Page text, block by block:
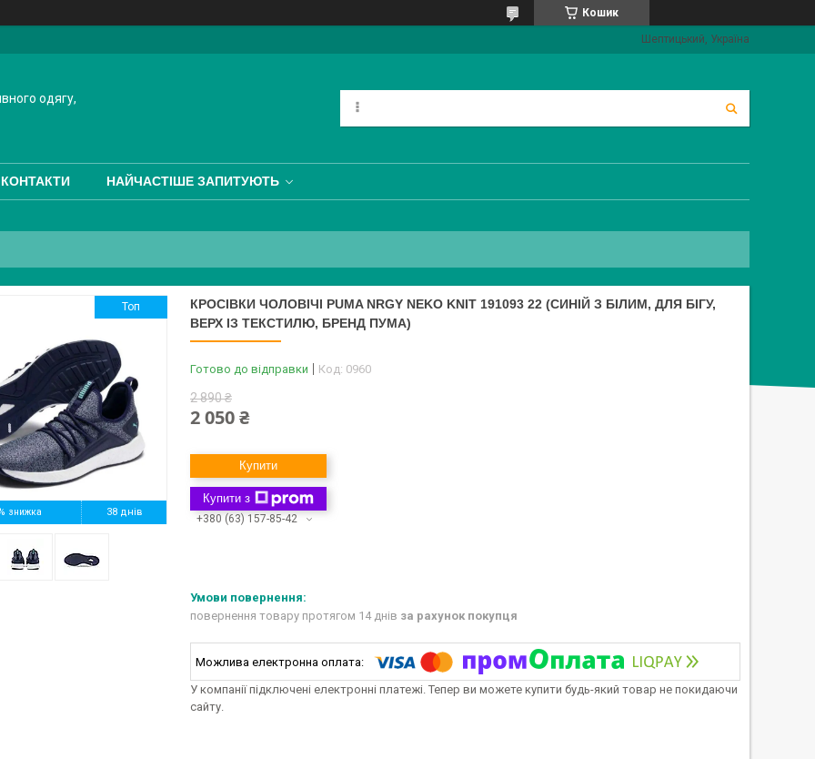
Кошик
Шептицький, Україна
одягу,
КОНТАКТИ НАЙЧАСТІШЕ ЗАПИТУЮТЬ
38 днів
Топ
КРОСІВКИ ЧОЛОВІЧІ PUMA NRGY NEKO KNIT 191093 22 (СИНІЙ З БІЛИМ, ДЛЯ БІГУ,
ВЕРХ ІЗ ТЕКСТИЛЮ, БРЕНД ПУМА)
Готово до відправки Код: 0960
2 890 ₴
2 050 ₴
Купити
Купити з
+380 (63) 157-85-42
повернення товару протягом 14 днів за рахунок покупця
У компанії підключені електронні платежі. Тепер ви можете купити будь-який товар не покидаючи
сайту.